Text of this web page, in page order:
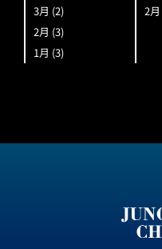
3月 (2)
2月 (3)
1月 (3)
2月